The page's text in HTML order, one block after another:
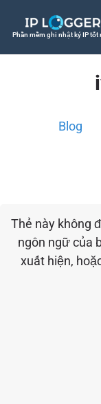
Phần mềm ghi nhật ký IP tốt
Blog